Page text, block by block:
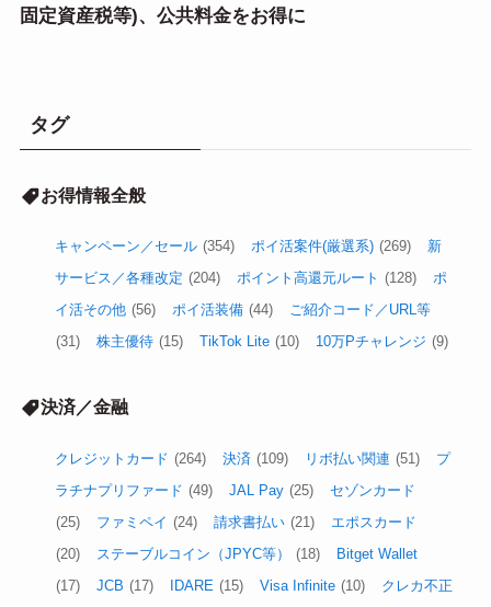
固定資産税等)、公共料金をお得に
タグ
お得情報全般
キャンペーン／セール (354) ポイ活案件(厳選系) (269)
新
サービス／各種改定 (204) ポイント高還元ルート (128)
ポ
イ活その他 (56) ポイ活装備 (44)
ご紹介コード／URL等
(31)
株主優待 (15) TikTok Lite (10) 10万Pチャレンジ (9)
決済／金融
クレジットカード (264) 決済 (109) リボ払い関連 (51)
プ
ラチナプリファード (49) JAL Pay (25)
セゾンカード
(25)
ファミペイ (24) 請求書払い (21)
エポスカード
(20)
ステーブルコイン（JPYC等） (18)
Bitget Wallet
(17)
JCB (17) IDARE (15) Visa Infinite (10)
クレカ不正